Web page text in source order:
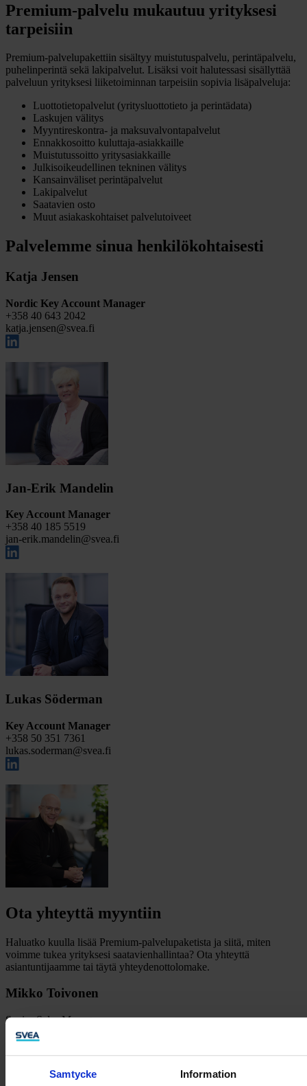
Samtycke Information
Premium-palvelu mukautuu yrityksesi
tarpeisiin
Premium-palvelupakettiin sisältyy muistutuspalvelu, perintäpalvelu,
puhelinperintä sekä lakipalvelut. Lisäksi voit halutessasi sisällyttää
palveluun yrityksesi liiketoiminnan tarpeisiin sopivia lisäpalveluja:
Luottotietopalvelut (yritysluottotieto ja perintädata)
Laskujen välitys
Myyntireskontra- ja maksuvalvontapalvelut
Ennakkosoitto kuluttaja-asiakkaille
Muistutussoitto yritysasiakkaille
Julkisoikeudellinen tekninen välitys
Kansainväliset perintäpalvelut
Lakipalvelut
Saatavien osto
Muut asiakaskohtaiset palvelutoiveet
Palvelemme sinua henkilökohtaisesti
Katja Jensen
Nordic Key Account Manager
+358 40 643 2042
katja.jensen@svea.fi
Jan-Erik Mandelin
Key Account Manager
+358 40 185 5519
jan-erik.mandelin@svea.fi
Lukas Söderman
Key Account Manager
+358 50 351 7361
lukas.soderman@svea.fi
Ota yhteyttä myyntiin
Haluatko kuulla lisää Premium-palvelupaketista ja siitä, miten
voimme tukea yrityksesi saatavienhallintaa? Ota yhteyttä
asiantuntijaamme tai täytä yhteydenottolomake.
Mikko Toivonen
Senior Sales Manager
+358 50 309 6586
mikko.toivonen@svea.fi